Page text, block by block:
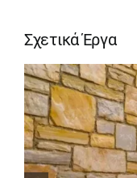
Σχετικά Έργα